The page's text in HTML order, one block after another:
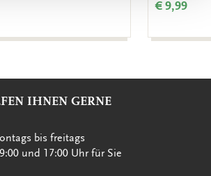
€ 9,99
IHNEN GERNE
bis freitags
und 17:00 Uhr für Sie